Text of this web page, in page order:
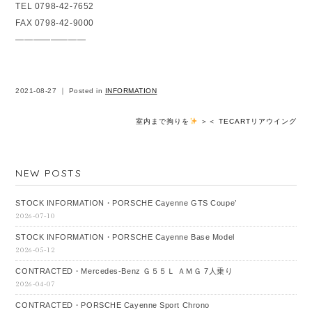
TEL 0798-42-7652
FAX 0798-42-9000
————————
2021-08-27 ｜ Posted in INFORMATION
＜ TECARTリアウイング
室内まで拘りを ＞
NEW POSTS
STOCK INFORMATION・PORSCHE Cayenne GTS Coupe’
2026-07-10
STOCK INFORMATION・PORSCHE Cayenne Base Model
2026-05-12
CONTRACTED・Mercedes‐Benz Ｇ５５Ｌ ＡＭＧ 7人乗り
2026-04-07
CONTRACTED・PORSCHE Cayenne Sport Chrono